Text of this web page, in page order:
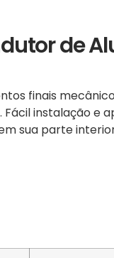
de
finais
instalação e
sua parte